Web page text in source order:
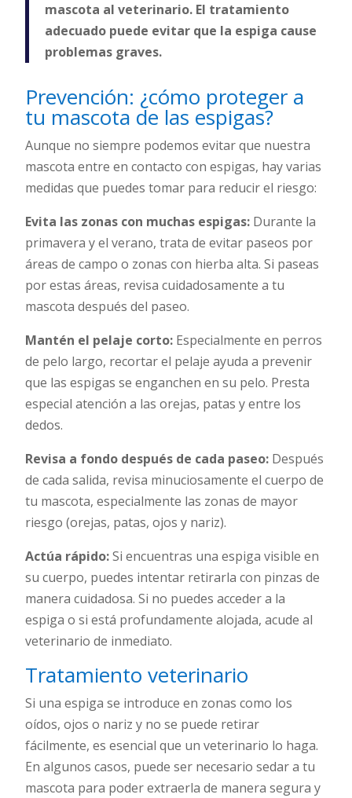
mascota al veterinario. El tratamiento
adecuado puede evitar que la espiga cause
problemas graves.
Prevención: ¿cómo proteger a
tu mascota de las espigas?
Aunque no siempre podemos evitar que nuestra
mascota entre en contacto con espigas, hay varias
medidas que puedes tomar para reducir el riesgo:
Evita las zonas con muchas espigas: Durante la
primavera y el verano, trata de evitar paseos por
áreas de campo o zonas con hierba alta. Si paseas
por estas áreas, revisa cuidadosamente a tu
mascota después del paseo.
Mantén el pelaje corto: Especialmente en perros
de pelo largo, recortar el pelaje ayuda a prevenir
que las espigas se enganchen en su pelo. Presta
especial atención a las orejas, patas y entre los
dedos.
Revisa a fondo después de cada paseo: Después
de cada salida, revisa minuciosamente el cuerpo de
tu mascota, especialmente las zonas de mayor
riesgo (orejas, patas, ojos y nariz).
Actúa rápido:Si encuentras una espiga visible en
su cuerpo, puedes intentar retirarla con pinzas de
manera cuidadosa. Si no puedes acceder a la
espiga o si está profundamente alojada, acude al
veterinario de inmediato.
Tratamiento veterinario
Si una espiga se introduce en zonas como los
oídos, ojos o nariz y no se puede retirar
fácilmente, es esencial que un veterinario lo haga.
En algunos casos, puede ser necesario sedar a tu
mascota para poder extraerla de manera segura y